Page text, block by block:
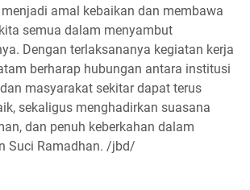
amal kebaikan dan membawa
semua dalam menyambut
Dengan terlaksananya kegiatan kerja
berharap hubungan antara institusi
masyarakat sekitar dapat terus
sekaligus menghadirkan suasana
dan penuh keberkahan dalam
Suci Ramadhan. /jbd/